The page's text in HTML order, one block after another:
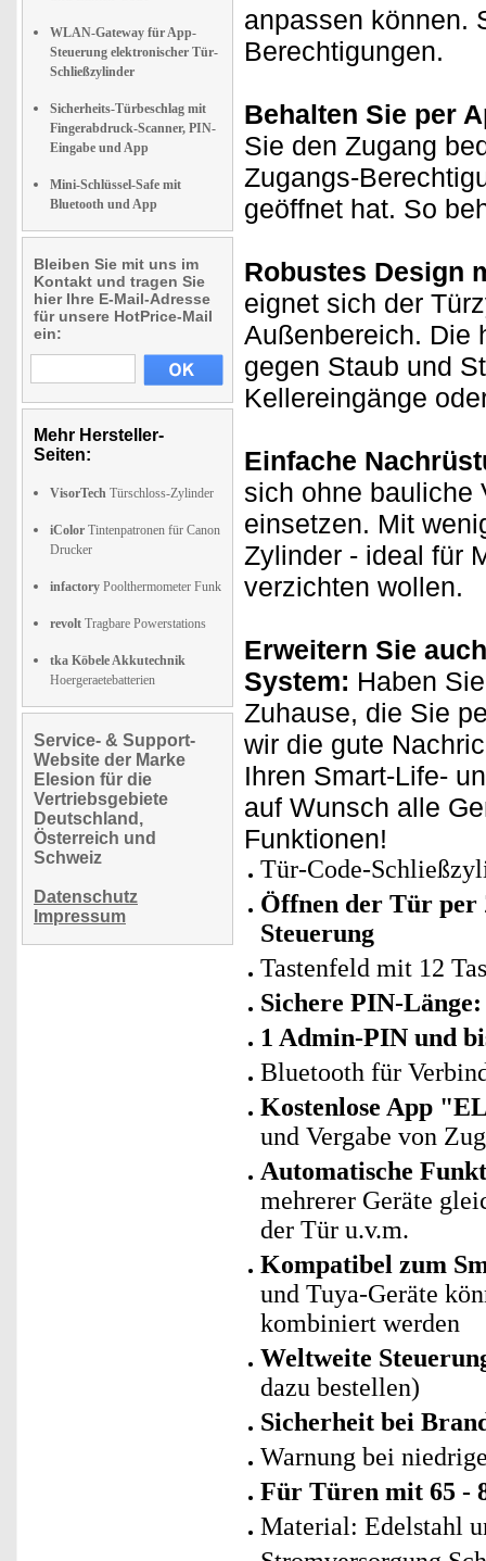
WLAN-Gateway für App-
Steuerung elektronischer Tür-
Schließzylinder
Sicherheits-Türbeschlag mit
Fingerabdruck-Scanner, PIN-
Eingabe und App
Mini-Schlüssel-Safe mit
Bluetooth und App
Bleiben Sie mit uns im
Kontakt und tragen Sie
hier Ihre E-Mail-Adresse
für unsere HotPrice-Mail
ein:
Mehr Hersteller-
Seiten:
VisorTech Türschloss-Zylinder
iColor Tintenpatronen für Canon
Drucker
infactory Poolthermometer Funk
revolt Tragbare Powerstations
tka Köbele Akkutechnik
Hoergeraetebatterien
Service- & Support-
Website der Marke
Elesion für die
Vertriebsgebiete
Deutschland,
Österreich und
Schweiz
Datenschutz
Impressum
anpassen können.
Berechtigungen.
Behalten Sie per
Sie den Zugang
Zugangs-
geöffnet hat. So
Robustes Design
eignet sich der
Außenbereich. Die
gegen Staub und
Kellereingänge
Einfache
sich ohne bauliche
einsetzen. Mit
Zylinder - ideal für
verzichten wollen.
Erweitern Sie
System: Haben
Zuhause, die Sie
wir die gute
Ihren Smart-Life-
auf Wunsch alle
Funktionen!
Tür-Code-
Öffnen der Tür per
Steuerung
Tastenfeld mit 12
Sichere PIN-
1 Admin-PIN und
Bluetooth für
Kostenlose App
und Vergabe von
Automatische
mehrerer Geräte
der Tür u.v.m.
Kompatibel zum
und Tuya-Geräte
kombiniert werden
Weltweite
dazu bestellen)
Sicherheit bei
Warnung bei
Für Türen mit 65 -
Material: Edelstahl